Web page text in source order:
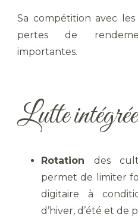
Sa compétition avec
pertes de
importantes.
Lutte intégrée
Rotation des
permet de limiter
digitaire à
d’hiver, d’été et de